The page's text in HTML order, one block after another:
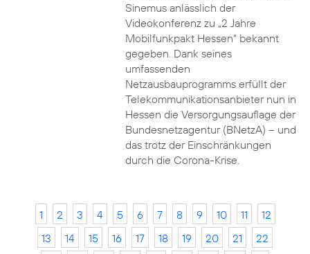
Sinemus anlässlich der
Videokonferenz zu „2 Jahre
Mobilfunkpakt Hessen“ bekannt
gegeben. Dank seines
umfassenden
Netzausbauprogramms erfüllt der
Telekommunikationsanbieter nun in
Hessen die Versorgungsauflage der
Bundesnetzagentur (BNetzA) – und
das trotz der Einschränkungen
durch die Corona-Krise.
1 2 3 4 5 6 7 8 9 10 11
12
13
14 15 16 17 18 19 20 21
22